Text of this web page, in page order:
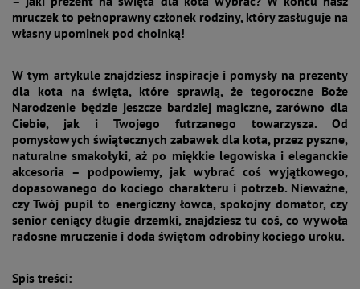
mruczek to pełnoprawny członek rodziny, który zasługuje na
własny upominek pod choinką!
W tym artykule znajdziesz inspiracje i pomysły na prezenty
dla kota na święta, które sprawią, że tegoroczne Boże
Narodzenie będzie jeszcze bardziej magiczne, zarówno dla
Ciebie, jak i Twojego futrzanego towarzysza. Od
pomysłowych świątecznych zabawek dla kota, przez pyszne,
naturalne smakołyki, aż po miękkie legowiska i eleganckie
akcesoria – podpowiemy, jak wybrać coś wyjątkowego,
dopasowanego do kociego charakteru i potrzeb. Nieważne,
czy Twój pupil to energiczny łowca, spokojny domator, czy
senior ceniący długie drzemki, znajdziesz tu coś, co wywoła
radosne mruczenie i doda świętom odrobiny kociego uroku.
Spis treści: